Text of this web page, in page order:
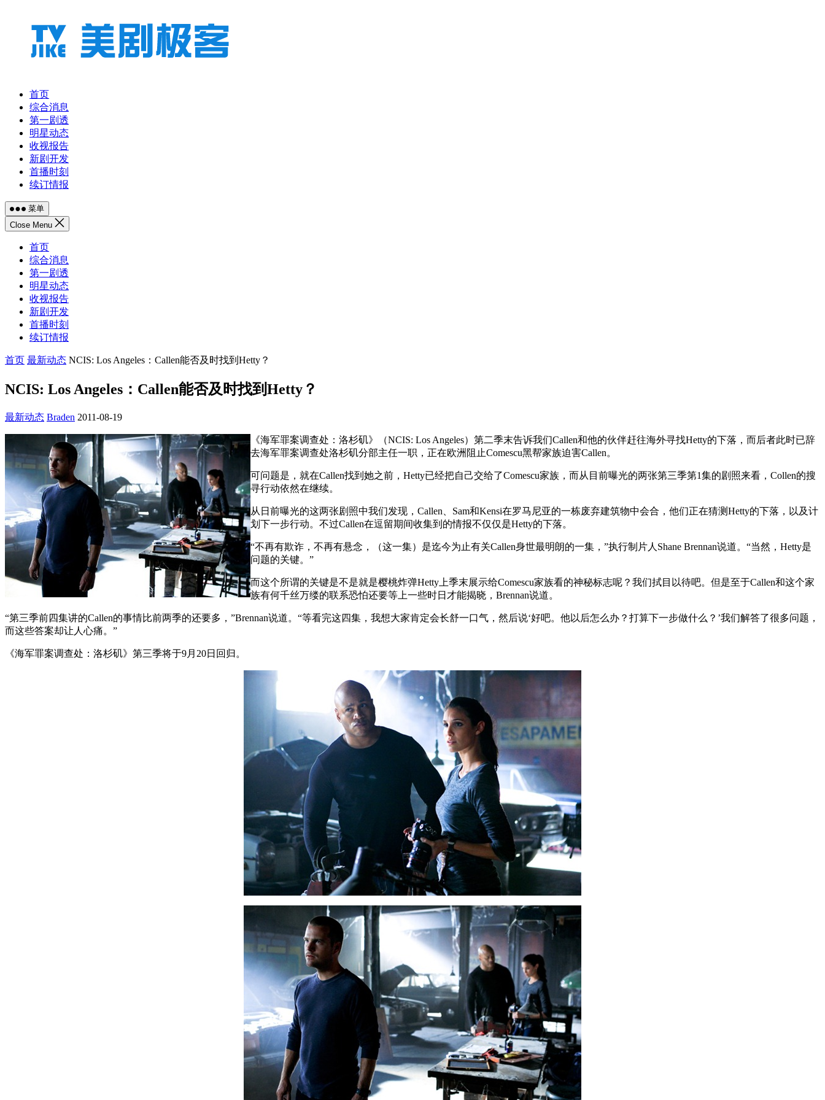
首页
综合消息
第一剧透
明星动态
收视报告
新剧开发
首播时刻
续订情报
菜单
Close Menu
首页
综合消息
第一剧透
明星动态
收视报告
新剧开发
首播时刻
续订情报
首页 最新动态 NCIS: Los Angeles：Callen能否及时找到Hetty？
NCIS: Los Angeles：Callen能否及时找到Hetty？
最新动态 Braden 2011-08-19
《海军罪案调查处：洛杉矶》（NCIS: Los Angeles）第二季末告诉我们Callen和他的伙伴赶往海外寻找Hetty的下落，而后者此时已辞
去海军罪案调查处洛杉矶分部主任一职，正在欧洲阻止Comescu黑帮家族迫害Callen。
可问题是，就在Callen找到她之前，Hetty已经把自己交给了Comescu家族，而从目前曝光的两张第三季第1集的剧照来看，Collen的搜
寻行动依然在继续。
从日前曝光的这两张剧照中我们发现，Callen、Sam和Kensi在罗马尼亚的一栋废弃建筑物中会合，他们正在猜测Hetty的下落，以及计
划下一步行动。不过Callen在逗留期间收集到的情报不仅仅是Hetty的下落。
“不再有欺诈，不再有悬念，（这一集）是迄今为止有关Callen身世最明朗的一集，”执行制片人Shane Brennan说道。“当然，Hetty是
问题的关键。”
而这个所谓的关键是不是就是樱桃炸弹Hetty上季末展示给Comescu家族看的神秘标志呢？我们拭目以待吧。但是至于Callen和这个家
族有何千丝万缕的联系恐怕还要等上一些时日才能揭晓，Brennan说道。
“第三季前四集讲的Callen的事情比前两季的还要多，”Brennan说道。“等看完这四集，我想大家肯定会长舒一口气，然后说‘好吧。他以后怎么办？打算下一步做什么？’我们解答了很多问题，
而这些答案却让人心痛。”
《海军罪案调查处：洛杉矶》第三季将于9月20日回归。